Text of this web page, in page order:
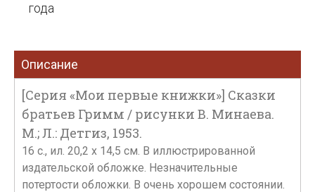
года
Описание
[Серия «Мои первые книжки»] Сказки
братьев Гримм / рисунки В. Минаева.
М.; Л.: Детгиз, 1953.
16 с., ил. 20,2 х 14,5 см. В иллюстрированной
издательской обложке. Незначительные
потертости обложки. В очень хорошем состоянии.